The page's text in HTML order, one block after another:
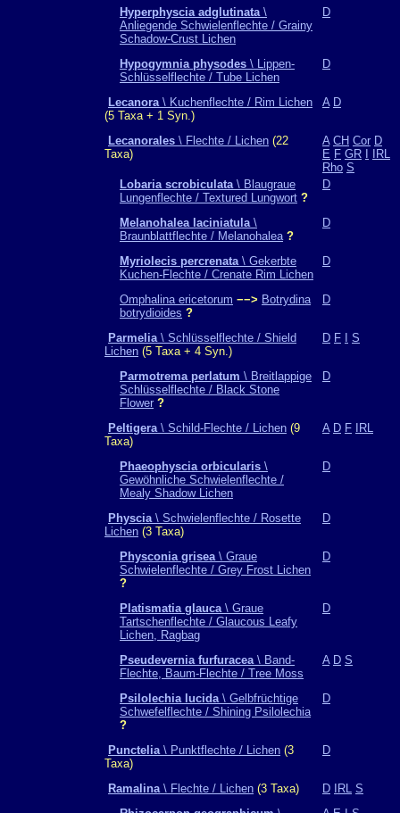
Hyperphyscia adglutinata\
Anliegende Schwielenflechte / Grainy
Schadow-Crust Lichen
D
Hypogymnia physodes \ Lippen-
Schlüsselflechte / Tube Lichen
D
Lecanora\ Kuchenflechte / Rim Lichen
(5 Taxa + 1 Syn.)
A D
Lecanorales \ Flechte / Lichen (22
Taxa)
A CH Cor D
E F GR
IRL
Rho S
Lobaria scrobiculata\ Blaugraue
Lungenflechte / Textured Lungwort ?
D
Melanohalea laciniatula\
Braunblattflechte / Melanohalea ?
D
Myriolecis percrenata\ Gekerbte
Kuchen-Flechte / Crenate Rim Lichen
D
Omphalina ericetorum −−> Botrydina
botrydioides ?
D
Parmelia\ Schlüsselflechte / Shield
Lichen (5 Taxa + 4 Syn.)
D F S
Parmotrema perlatum \ Breitlappige
Schlüsselflechte / Black Stone
Flower ?
D
Peltigera\ Schild-Flechte / Lichen (9
Taxa)
A D F IRL
Phaeophyscia orbicularis \
Gewöhnliche Schwielenflechte /
Mealy Shadow Lichen
D
Physcia\ Schwielenflechte / Rosette
Lichen (3 Taxa)
D
Physconia grisea\ Graue
Schwielenflechte / Grey Frost Lichen
?
D
Platismatia glauca\ Graue
Tartschenflechte / Glaucous Leafy
Lichen, Ragbag
D
Pseudevernia furfuracea\ Band-
Flechte, Baum-Flechte / Tree Moss
A D S
Psilolechia lucida\ Gelbfrüchtige
Schwefelflechte / Shining Psilolechia
?
D
Punctelia\ Punktflechte / Lichen (3
Taxa)
D
Ramalina\ Flechte / Lichen (3 Taxa) D IRL S